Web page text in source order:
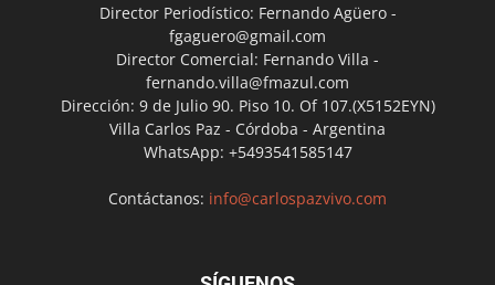
Director Periodístico: Fernando Agüero -
fgaguero@gmail.com
Director Comercial: Fernando Villa -
fernando.villa@fmazul.com
Dirección: 9 de Julio 90. Piso 10. Of 107.(X5152EYN)
Villa Carlos Paz - Córdoba - Argentina
WhatsApp: +5493541585147
Contáctanos: info@carlospazvivo.com